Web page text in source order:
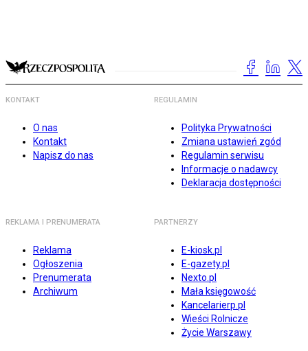
KONTAKT
O nas
Kontakt
Napisz do nas
REGULAMIN
Polityka Prywatności
Zmiana ustawień zgód
Regulamin serwisu
Informacje o nadawcy
Deklaracja dostępności
REKLAMA I PRENUMERATA
Reklama
Ogłoszenia
Prenumerata
Archiwum
PARTNERZY
E-kiosk.pl
E-gazety.pl
Nexto.pl
Mała księgowość
Kancelarierp.pl
Wieści Rolnicze
Życie Warszawy